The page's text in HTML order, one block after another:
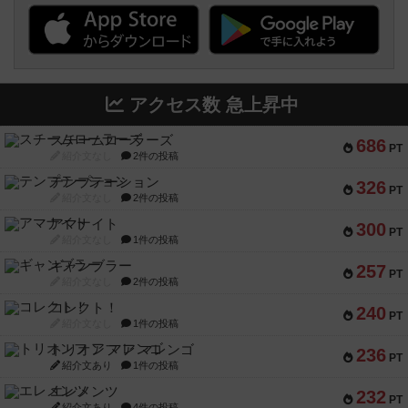
アクセス数 急上昇中
686 PT
スチームローラーズ
2件の投稿
326 PT
テンプテーション
2件の投稿
300 PT
アマナイト
1件の投稿
257 PT
ギャンブラー
2件の投稿
240 PT
コレクト！
1件の投稿
236 PT
トリオンフ ア マレンゴ
紹介文あり 1件の投稿
232 PT
エレメンツ